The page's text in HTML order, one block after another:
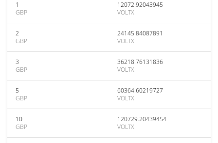
1
GBP
12072.92043945
VOLTX
2
GBP
24145.84087891
VOLTX
3
GBP
36218.76131836
VOLTX
5
GBP
60364.60219727
VOLTX
10
GBP
120729.20439454
VOLTX